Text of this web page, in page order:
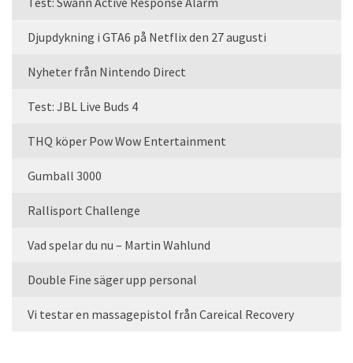
Djupdykning i GTA6 på Netflix den 27 augusti
Nyheter från Nintendo Direct
Test: JBL Live Buds 4
THQ köper Pow Wow Entertainment
Gumball 3000
Rallisport Challenge
Vad spelar du nu – Martin Wahlund
Double Fine säger upp personal
Vi testar en massagepistol från Careical Recovery